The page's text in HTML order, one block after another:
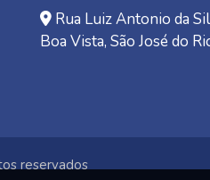
Rua Luiz Antonio da
Boa Vista, São José do
reservados